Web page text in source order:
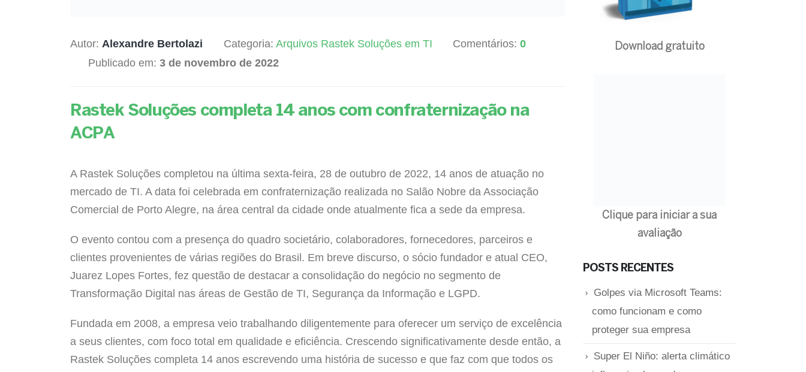
Autor: Alexandre Bertolazi Categoria: Arquivos Rastek Soluções em TI Comentários: 0
Publicado em: 3 de novembro de 2022
Rastek Soluções completa 14 anos com confraternização na
ACPA
A Rastek Soluções completou na última sexta-feira, 28 de outubro de 2022, 14 anos de atuação no
mercado de TI. A data foi celebrada em confraternização realizada no Salão Nobre da Associação
Comercial de Porto Alegre, na área central da cidade onde atualmente fica a sede da empresa.
O evento contou com a presença do quadro societário, colaboradores, fornecedores, parceiros e
clientes provenientes de várias regiões do Brasil. Em breve discurso, o sócio fundador e atual CEO,
Juarez Lopes Fortes, fez questão de destacar a consolidação do negócio no segmento de
Transformação Digital nas áreas de Gestão de TI, Segurança da Informação e LGPD.
Fundada em 2008, a empresa veio trabalhando diligentemente para oferecer um serviço de excelência
a seus clientes, com foco total em qualidade e eficiência. Crescendo significativamente desde então, a
Rastek Soluções completa 14 anos escrevendo uma história de sucesso e que faz com que todos os
Download gratuito
Clique para iniciar a sua
avaliação
POSTS RECENTES
Golpes via Microsoft Teams:
como funcionam e como
proteger sua empresa
Super El Niño: alerta climático